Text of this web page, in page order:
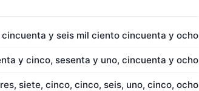
y seis mil ciento cincuenta y ocho
y cinco, sesenta y uno, cincuenta y ocho
siete, cinco, cinco, seis, uno, cinco, ocho